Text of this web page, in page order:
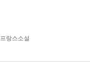
프랑스소설